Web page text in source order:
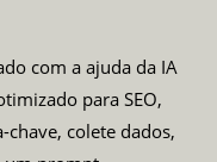
com a ajuda da IA
para SEO,
colete dados,